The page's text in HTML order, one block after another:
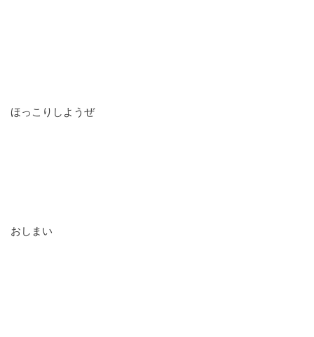
ほっこりしようぜ
おしまい